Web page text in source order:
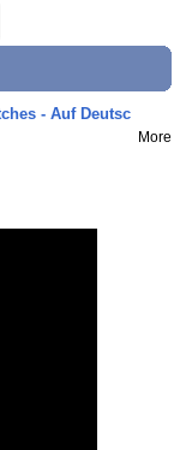
- Auf Deutsc
More